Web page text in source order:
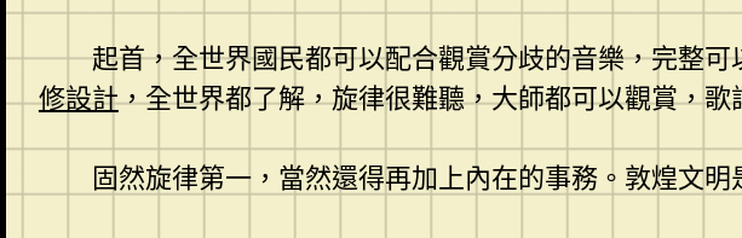
起首，全世界國民都可以配合觀賞分歧的音樂，完整
修設計，全世界都了解，旋律很難聽，大師都可以觀賞，
固然旋律第一，當然還得再加上內在的事務。敦煌文